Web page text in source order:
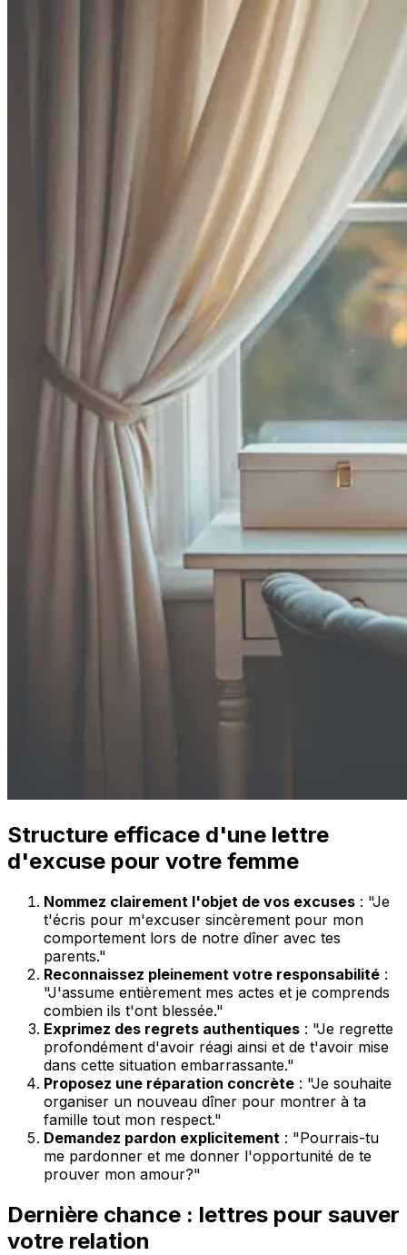
Structure efficace d'une lettre
d'excuse pour votre femme
Nommez clairement l'objet de vos excuses : "Je
t'écris pour m'excuser sincèrement pour mon
comportement lors de notre dîner avec tes
parents."
Reconnaissez pleinement votre responsabilité :
"J'assume entièrement mes actes et je comprends
combien ils t'ont blessée."
Exprimez des regrets authentiques : "Je regrette
profondément d'avoir réagi ainsi et de t'avoir mise
dans cette situation embarrassante."
Proposez une réparation concrète : "Je souhaite
organiser un nouveau dîner pour montrer à ta
famille tout mon respect."
Demandez pardon explicitement : "Pourrais-tu
me pardonner et me donner l'opportunité de te
prouver mon amour?"
Dernière chance : lettres pour sauver
votre relation